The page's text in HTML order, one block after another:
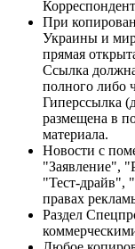
При
Украины и
прямая
Ссылка
полного либо
Гиперссылка
размещена в
материала.
Новости с
"Заявление",
"Тест-драйв",
правах
Раздел